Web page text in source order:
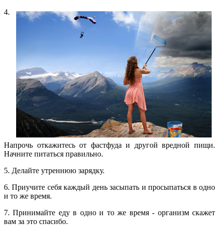
4.
Напрочь откажитесь от фастфуда и другой вредной пищи.
Начните питаться правильно.
5. Делайте утреннюю зарядку.
6. Приучите себя каждый день засыпать и просыпаться в одно
и то же время.
7. Принимайте еду в одно и то же время - организм скажет
вам за это спасибо.